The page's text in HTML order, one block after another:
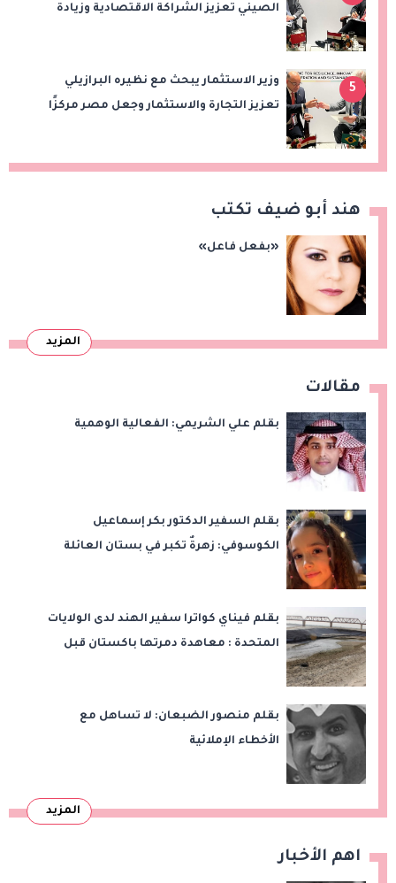
الصيني تعزيز الشراكة الاقتصادية وزيادة
5
وزير الاستثمار يبحث مع نظيره البرازيلي
تعزيز التجارة والاستثمار وجعل مصر مركزًا
هند أبو ضيف تكتب
«بفعل فاعل»
المزيد
مقالات
بقلم علي الشريمي: الفعالية الوهمية
بقلم السفير الدكتور بكر إسماعيل
الكوسوفي: زهرةٌ تكبر في بستان العائلة
بقلم فيناي كواترا سفير الهند لدى الولايات
المتحدة : معاهدة دمرتها باكستان قبل
بقلم منصور الضبعان: لا تساهل مع
الأخطاء الإملائية
المزيد
اهم الأخبار